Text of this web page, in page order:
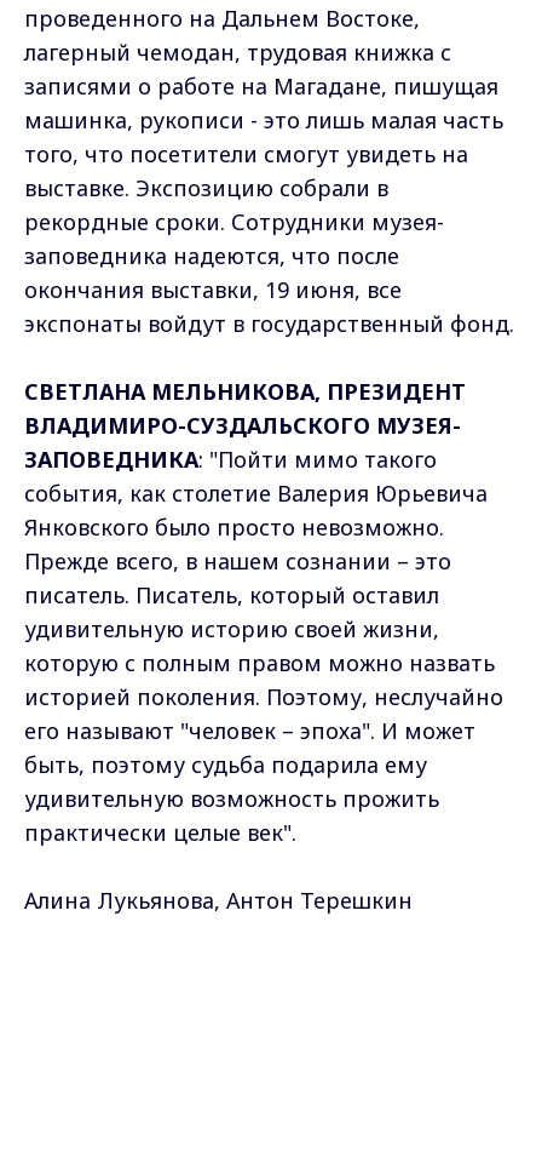
проведенного на Дальнем Востоке,
лагерный чемодан, трудовая книжка с
записями о работе на Магадане, пишущая
машинка, рукописи - это лишь малая часть
того, что посетители смогут увидеть на
выставке. Экспозицию собрали в
рекордные сроки. Сотрудники музея-
заповедника надеются, что после
окончания выставки, 19 июня, все
экспонаты войдут в государственный фонд.
СВЕТЛАНА МЕЛЬНИКОВА, ПРЕЗИДЕНТ
ВЛАДИМИРО-СУЗДАЛЬСКОГО МУЗЕЯ-
ЗАПОВЕДНИКА: "Пойти мимо такого
события, как столетие Валерия Юрьевича
Янковского было просто невозможно.
Прежде всего, в нашем сознании – это
писатель. Писатель, который оставил
удивительную историю своей жизни,
которую с полным правом можно назвать
историей поколения. Поэтому, неслучайно
его называют "человек – эпоха". И может
быть, поэтому судьба подарила ему
удивительную возможность прожить
практически целые век".
Алина Лукьянова, Антон Терешкин